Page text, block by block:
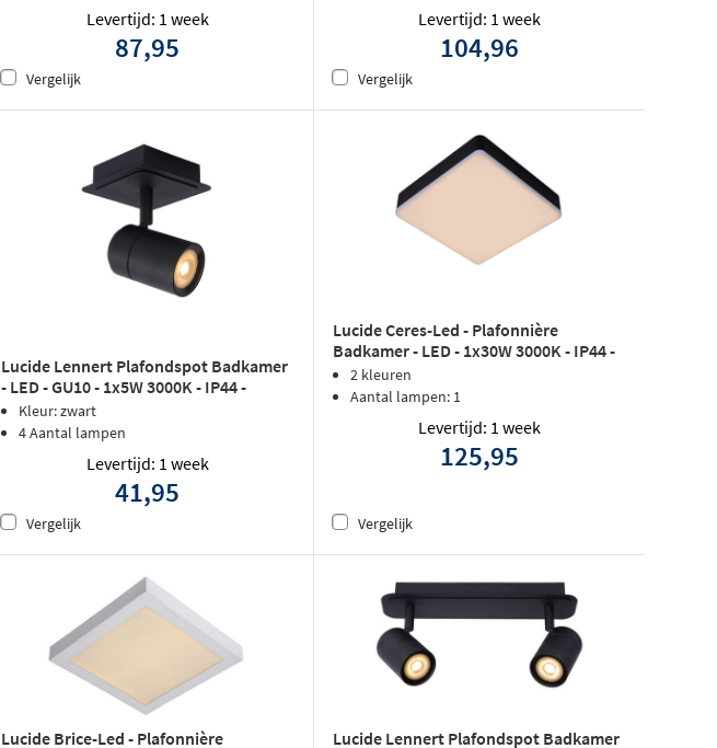
Levertijd: 1 week
87,95
Vergelijk
Levertijd: 1 week
104,96
Vergelijk
Lucide Lennert Plafondspot Badkamer
- LED - GU10 - 1x5W 3000K - IP44 -
Zwart
Kleur: zwart
4 Aantal lampen
Levertijd: 1 week
41,95
Vergelijk
Lucide Ceres-Led - Plafonnière
Badkamer - LED - 1x30W 3000K - IP44 -
Zwart
2 kleuren
Aantal lampen: 1
Levertijd: 1 week
125,95
Vergelijk
Lucide Brice-Led - Plafonnière
Lucide Lennert Plafondspot Badkamer